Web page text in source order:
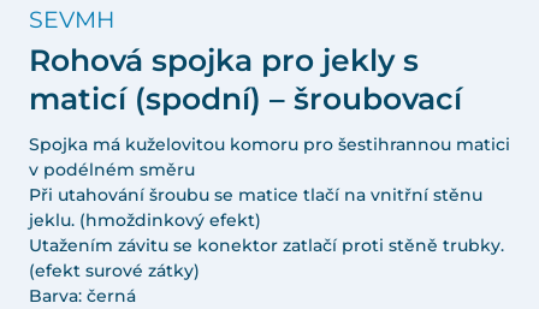
SEVMH
Rohová spojka pro jekly s
maticí (spodní) – šroubovací
Spojka má kuželovitou komoru pro šestihrannou matici
v podélném směru
Při utahování šroubu se matice tlačí na vnitřní stěnu
jeklu. (hmoždinkový efekt)
Utažením závitu se konektor zatlačí proti stěně trubky.
(efekt surové zátky)
Barva: černá